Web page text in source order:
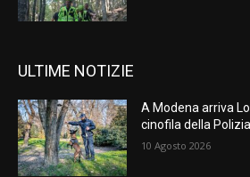
ULTIME NOTIZIE
A Modena arriva
cinofila della
10 Agosto 2026